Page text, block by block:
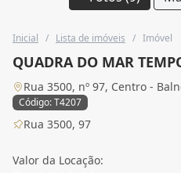
Inicial / Lista de imóveis / Imóvel
QUADRA DO MAR
Rua 3500, nº 97, Centro -
Código: T4207
Rua 3500, 97
Valor da Locação: